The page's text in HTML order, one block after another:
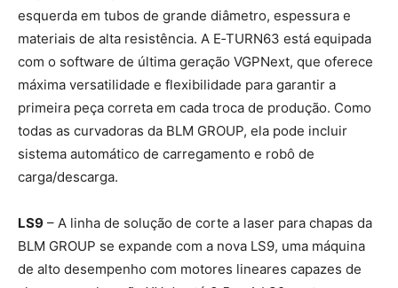
esquerda em tubos de grande diâmetro, espessura e
materiais de alta resistência. A E‑TURN63 está equipada
com o software de última geração VGPNext, que oferece
máxima versatilidade e flexibilidade para garantir a
primeira peça correta em cada troca de produção. Como
todas as curvadoras da BLM GROUP, ela pode incluir
sistema automático de carregamento e robô de
carga/descarga.
LS9 – A linha de solução de corte a laser para chapas da
BLM GROUP se expande com a nova LS9, uma máquina
de alto desempenho com motores lineares capazes de